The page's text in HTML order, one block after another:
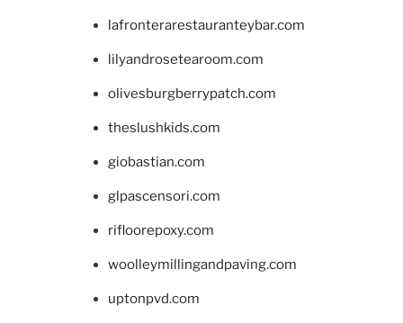
lafronterarestauranteybar.com
lilyandrosetearoom.com
olivesburgberrypatch.com
theslushkids.com
giobastian.com
glpascensori.com
rifloorepoxy.com
woolleymillingandpaving.com
uptonpvd.com